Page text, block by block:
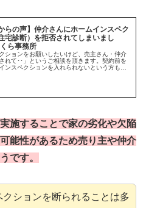
らの声】仲介さんにホームインスペク
宅診断）を拒否されてしまいまし
ら事務所
クションをお願いしたいけど、売主さん・仲介
れて･･」というご相談を頂きます。契約前を
ンスペクションを入れられないという方もい
施することで家の劣化や欠陥
能性があるため売り主や仲介
です。
ションを断られることは多